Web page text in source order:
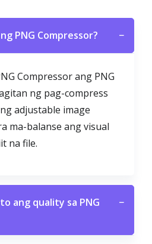
PNG Compressor? −
Compressor ang PNG
ng pag-compress
adjustable image
ma-balanse ang visual
na file.
ang quality sa PNG
−